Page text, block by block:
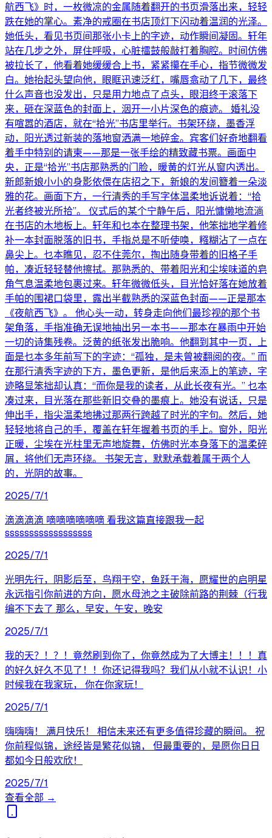
航西飞》时，一枚微凉的金属随着翻开的书页滑落出来，轻轻
跌在她的掌心。素净的戒圈在书店顶灯下闪动着温润的光泽。
她低头，看见书页间那张小卡上的字迹，动作瞬间凝固。轩年
站在几步之外，屏住呼吸，心脏擂鼓般敲打着胸腔。时间仿佛
被拉长了，他看着她缓缓合上书，紧紧攥在手心，指节微微发
白。她抬起头望向他，眼眶迅速泛红，嘴唇翕动了几下，最终
什么声音也没发出，只是用力地点了点头，眼泪终于滚落下
来，砸在深蓝色的封面上，洇开一小片深色的痕迹。 婚礼没
有喧嚣的酒店，就在“拾光”书店里举行。书架环绕，墨香浮
动，阳光透过新装的落地窗洒满一地碎金。宾客们好奇地翻看
着手中特别的请柬——那是一张手绘的精致藏书票。画面中
央，正是“拾光”书店那熟悉的门脸，暖黄的灯光从窗内透出。
新郎新娘小小的身影依偎在店招之下，新娘的发间簪着一朵淡
雅的花。画面下方，一行清秀的手写字体温柔地诉说着：“拾
光者终被光所拾”。 仪式后的某个宁静午后，阳光慵懒地流淌
在书店的木地板上。轩年和乜本在整理书架，他笨拙地学着修
补一本封面脱落的旧书，手指总是不听使唤，糨糊沾了一点在
鼻尖上。乜本瞧见，忍不住莞尔，掏出随身带着的旧格子手
帕，凑近轻轻替他擦拭。那熟悉的、带着阳光和尘埃味道的皂
角气息温柔地包裹过来。轩年微微低头，目光恰好落在她放着
手帕的围裙口袋里，露出半截熟悉的深蓝色封面——正是那本
《夜航西飞》。 他心头一动，转身走向他们最珍视的那个书
架角落，手指准确无误地抽出另一本书——那本在暴雨中开始
一切的诗集残卷。泛黄的纸张发出脆响。他翻到其中一页，上
面是乜本多年前写下的字迹：“孤独，是未曾被翻阅的夜。” 而
在那行清秀字迹的下方，墨色更新，是他后来添上的笔迹，字
迹略显笨拙却认真：“而你是我的读者，从此长夜有光。” 乜本
凑过来，目光落在那些新旧交叠的墨痕上。她没有说话，只是
伸出手，指尖温柔地拂过那两行跨越了时光的字句。然后，她
轻轻地将自己的手，覆盖在轩年握着书页的手上。窗外，阳光
正暖，尘埃在光柱里无声地旋舞，仿佛时光本身落下的温柔碎
屑，将他们无声环绕。 书架无言，默默承载着属于两个人
的，光阴的故事。
2025/7/1
滴滴滴滴 嘀嘀嘀嘀嘀嘀 看我这篇直接跟我一起
ssssssssssssssssss
2025/7/1
光明先行，阴影后至，鸟翔于空，鱼跃于海，愿耀世的启明星
永远指引你前进的方向，愿水母池之主破除前路的荆棘（行我
编不下去了 那么，早安，午安，晚安
2025/7/1
我的天？！？！竟然刷到你了，你竟然成为了大博主！！！真
的好久好久不见了！！你还记得我吗？我们从小就不认识！小
时候我在我家玩， 你在你家玩！
2025/7/1
嗨嗨嗨！ 满月快乐！ 相信未来还有更多值得珍藏的瞬间。 祝
你前程似锦，途经皆是繁花似锦， 但最重要的，是愿你日日
都如今日般欢欣！
2025/7/1
查看全部 →